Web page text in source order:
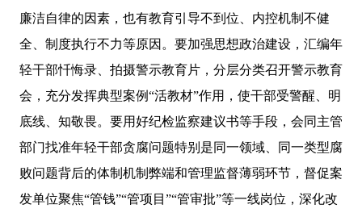
廉洁自律的因素，也有教育引导不到位、内控机制不健
全、制度执行不力等原因。要加强思想政治建设，汇编年
轻干部忏悔录、拍摄警示教育片，分层分类召开警示教育
会，充分发挥典型案例“活教材”作用，使干部受警醒、明
底线、知敬畏。要用好纪检监察建议书等手段，会同主管
部门找准年轻干部贪腐问题特别是同一领域、同一类型腐
败问题背后的体制机制弊端和管理监督薄弱环节，督促案
发单位聚焦“管钱”“管项目”“管审批”等一线岗位，深化改